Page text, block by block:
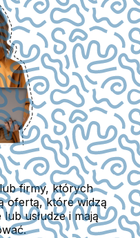
firmy, których
ofertą, które widzą
usłudze i mają